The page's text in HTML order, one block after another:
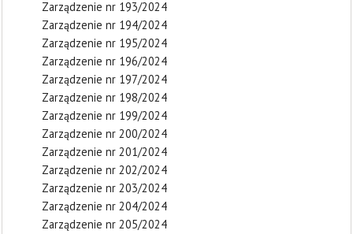
Zarządzenie nr 193/2024
Zarządzenie nr 194/2024
Zarządzenie nr 195/2024
Zarządzenie nr 196/2024
Zarządzenie nr 197/2024
Zarządzenie nr 198/2024
Zarządzenie nr 199/2024
Zarządzenie nr 200/2024
Zarządzenie nr 201/2024
Zarządzenie nr 202/2024
Zarządzenie nr 203/2024
Zarządzenie nr 204/2024
Zarządzenie nr 205/2024